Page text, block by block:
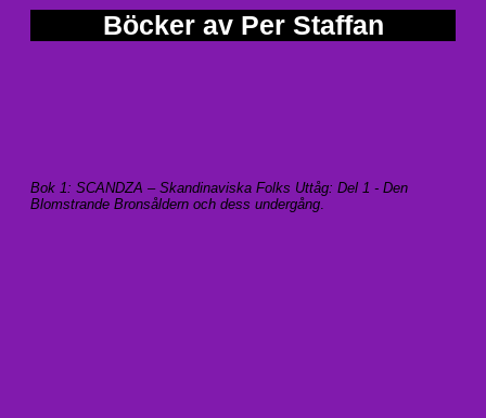
Böcker av Per Staffan
Bok 1: SCANDZA – Skandinaviska Folks Uttåg: Del 1 - Den
Blomstrande Bronsåldern och dess undergång.